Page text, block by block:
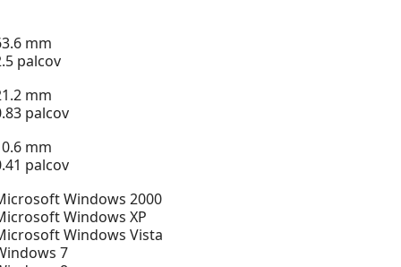
mm
palcov
mm
palcov
mm
palcov
Windows 2000
Windows XP
Windows Vista
7